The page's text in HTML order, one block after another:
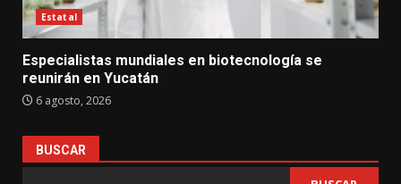
Estatal
Especialistas mundiales en biotecnología se
reunirán en Yucatán
6 agosto, 2026
BUSCAR